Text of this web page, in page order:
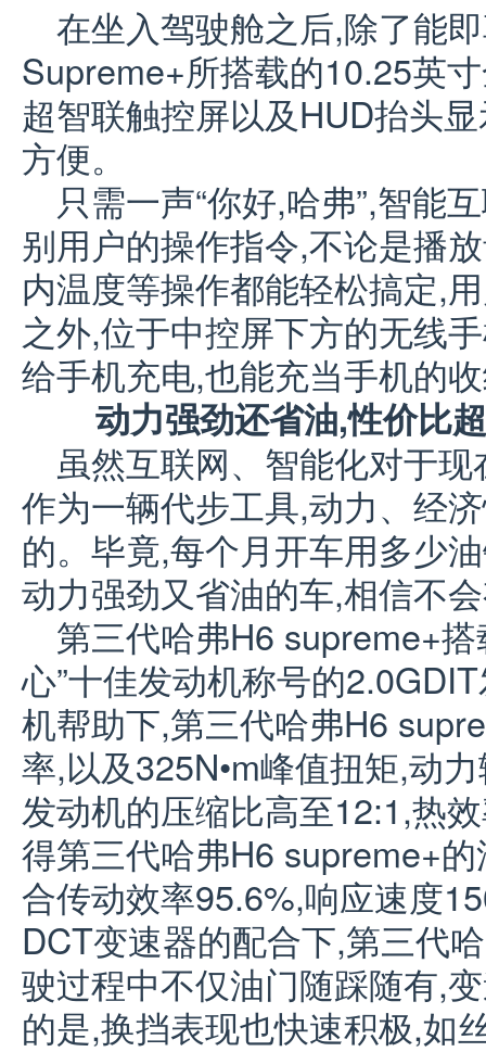
在坐入驾驶舱之后,除了能
Supreme+所搭载的10.25英
超智联触控屏以及HUD抬头
方便。
只需一声“你好,哈弗”,智能
别用户的操作指令,不论是播
内温度等操作都能轻松搞定,
之外,位于中控屏下方的无线
给手机充电,也能充当手机的
动力强劲还省油,性价比
虽然互联网、智能化对于
作为一辆代步工具,动力、经
的。毕竟,每个月开车用多少
动力强劲又省油的车,相信不
第三代哈弗H6 supreme+
心”十佳发动机称号的
机帮助下,第三代哈弗H6
率,以及325N•m峰值扭矩,动
发动机的压缩比高至12:1,热
得第三代哈弗H6 supreme+
合传动效率95.6%,响应速度
DCT变速器的配合下,第三代
驶过程中不仅油门随踩随有,
的是,换挡表现也快速积极,如